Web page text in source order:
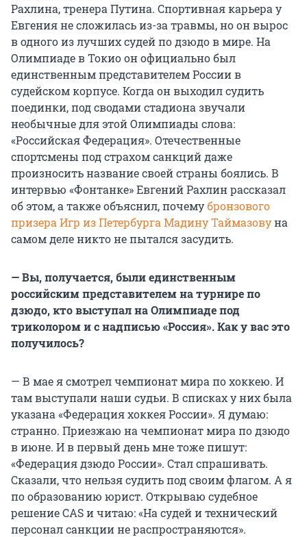
Рахлина, тренера Путина. Спортивная карьера у
Евгения не сложилась из-за травмы, но он вырос
в одного из лучших судей по дзюдо в мире. На
Олимпиаде в Токио он официально был
единственным представителем России в
судейском корпусе. Когда он выходил судить
поединки, под сводами стадиона звучали
необычные для этой Олимпиады слова:
«Российская Федерация». Отечественные
спортсмены под страхом санкций даже
произносить название своей страны боялись. В
интервью «Фонтанке» Евгений Рахлин рассказал
об этом, а также объяснил, почемубронзового
призера Игр из Петербурга Мадину Таймазовуна
самом деле никто не пытался засудить.
— Вы, получается, были единственным
российским представителем на турнире по
дзюдо, кто выступал на Олимпиаде под
триколором и с надписью «Россия». Как у вас это
получилось?
— В мае я смотрел чемпионат мира по хоккею. И
там выступали наши судьи. В списках у них была
указана «Федерация хоккея России». Я думаю:
странно. Приезжаю на чемпионат мира по дзюдо
в июне. И в первый день мне тоже пишут:
«Федерация дзюдо России». Стал спрашивать.
Сказали, что нельзя судить под своим флагом. А я
по образованию юрист. Открываю судебное
решение CAS и читаю: «На судей и технический
персонал санкции не распространяются».